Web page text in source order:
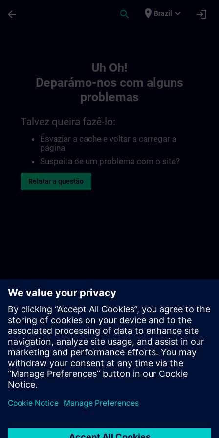
arrow_back search place Brazil expand_more login
Uh Oh!
Deparámo-nos com alguns
problemas
Talvez queira fazê-lo:
Esvaziar a cache e voltar a carregar a
página.
Suspeita de um problema com o site?
Relatar a questão